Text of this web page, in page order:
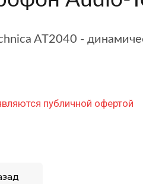
AT2040 -
публичной офертой